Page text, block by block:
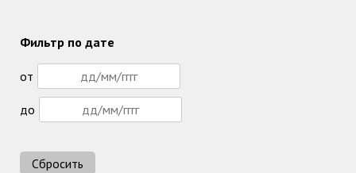
Фильтр по дате
от
до
Сбросить